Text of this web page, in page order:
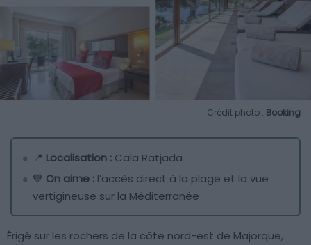
Crédit photo : Booking
📍 Localisation : Cala Ratjada
💙 On aime : l’accès direct à la plage et la vue
vertigineuse sur la Méditerranée
Érigé sur les rochers de la côte nord-est de Majorque,